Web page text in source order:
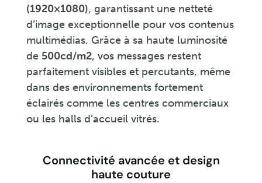
(1920×1080), garantissant une netteté
d’image exceptionnelle pour vos contenus
multimédias. Grâce à sa haute luminosité
de 500cd/m2, vos messages restent
parfaitement visibles et percutants, même
dans des environnements fortement
éclairés comme les centres commerciaux
ou les halls d’accueil vitrés.
Connectivité avancée et design
haute couture